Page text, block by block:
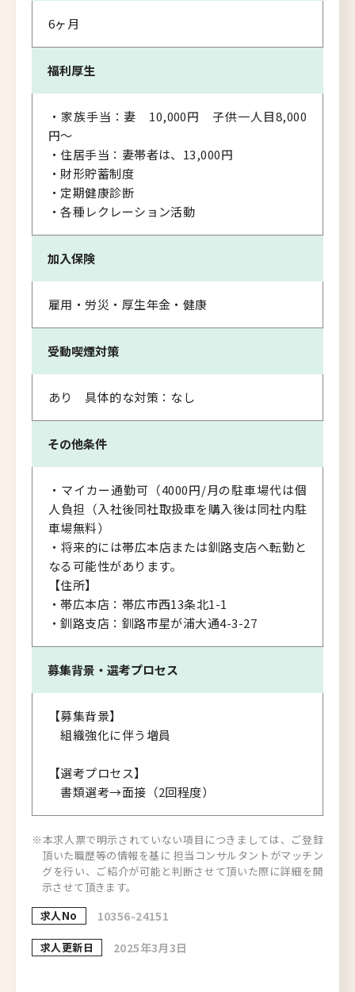
6ヶ月
福利厚生
・家族手当：妻 10,000円 子供一人目8,000
円～
・住居手当：妻帯者は、13,000円
・財形貯蓄制度
・定期健康診断
・各種レクレーション活動
加入保険
雇用・労災・厚生年金・健康
受動喫煙対策
あり 具体的な対策：なし
その他条件
・マイカー通勤可（4000円/月の駐車場代は個
人負担（入社後同社取扱車を購入後は同社内駐
車場無料）
・将来的には帯広本店または釧路支店へ転勤と
なる可能性があります。
【住所】
・帯広本店：帯広市西13条北1-1
・釧路支店：釧路市星が浦大通4-3-27
募集背景・ 選考プロセス
【募集背景】
組織強化に伴う増員
【選考プロセス】
書類選考→面接（2回程度）
※本求人票で明示されていない項目につきましては、ご登録
頂いた職歴等の情報を基に 担当コンサルタントがマッチン
グを行い、ご紹介が可能と判断させて頂いた際に詳細を開
示させて頂きます。
求人No
10356-24151
求人更新日 2025年3月3日